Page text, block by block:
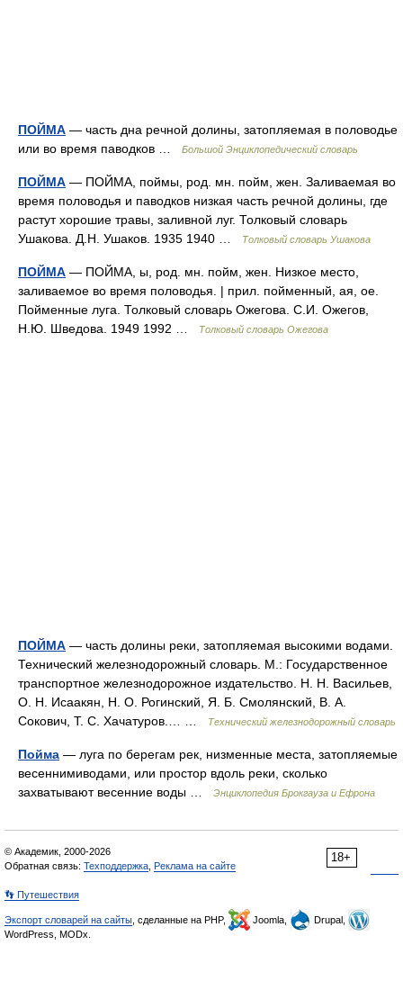
ПОЙМА — часть дна речной долины, затопляемая в половодье
или во время паводков …
Большой Энциклопедический словарь
ПОЙМА — ПОЙМА, поймы, род. мн. пойм, жен. Заливаемая во
время половодья и паводков низкая часть речной долины, где
растут хорошие травы, заливной луг. Толковый словарь
Ушакова. Д.Н. Ушаков. 1935 1940 …
Толковый словарь Ушакова
ПОЙМА — ПОЙМА, ы, род. мн. пойм, жен. Низкое место,
заливаемое во время половодья. | прил. пойменный, ая, ое.
Пойменные луга. Толковый словарь Ожегова. С.И. Ожегов,
Н.Ю. Шведова. 1949 1992 …
Толковый словарь Ожегова
ПОЙМА — часть долины реки, затопляемая высокими водами.
Технический железнодорожный словарь. М.: Государственное
транспортное железнодорожное издательство. Н. Н. Васильев,
О. Н. Исаакян, Н. О. Рогинский, Я. Б. Смолянский, В. А.
Сокович, Т. С. Хачатуров.… …
Технический железнодорожный словарь
Пойма — луга по берегам рек, низменные места, затопляемые
весеннимиводами, или простор вдоль реки, сколько
захватывают весенние воды …
Энциклопедия Брокгауза и Ефрона
18+
© Академик, 2000-2026
Обратная связь: Техподдержка Реклама на сайте
👣 Путешествия
Экспорт словарей на сайты , сделанные на PHP, Joomla,
Drupal,
WordPress, MODx.